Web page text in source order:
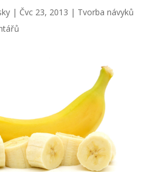
| Čvc 23, 2013 | Tvorba návyků